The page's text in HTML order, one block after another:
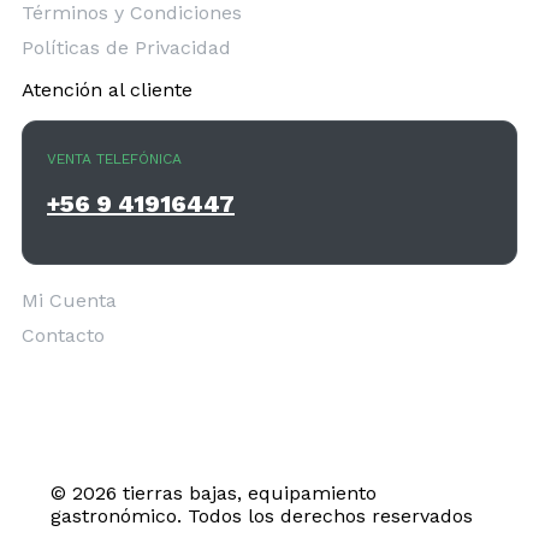
Términos y Condiciones
Políticas de Privacidad
Atención al cliente
VENTA TELEFÓNICA
+56 9 41916447
Mi Cuenta
Contacto
© 2026 tierras bajas, equipamiento
gastronómico. Todos los derechos reservados